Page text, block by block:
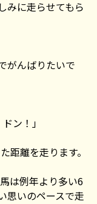
みに走らせてもら
がんばりたいで
ン！」
距離を走ります。
は例年より多い6
思いのペースで走